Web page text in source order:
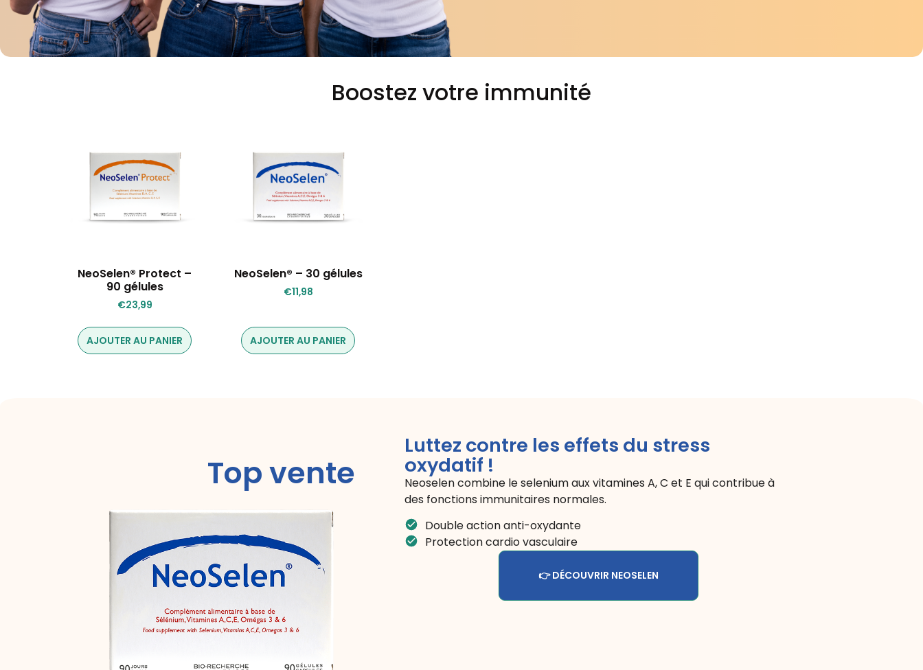
Boostez votre immunité
NeoSelen® Protect –
90 gélules
€23,99
AJOUTER AU PANIER
NeoSelen® – 30 gélules
€11,98
AJOUTER AU PANIER
Top vente
Luttez contre les effets du stress
oxydatif !
Neoselen combine le selenium aux vitamines A, C et E qui contribue à
des fonctions immunitaires normales.
Double action anti-oxydante
Protection cardio vasculaire
👉 DÉCOUVRIR NEOSELEN